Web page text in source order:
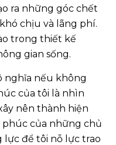
ra những góc chết
chịu và lãng phí.
trong thiết kế
gian sống.
nghĩa nếu không
của tôi là nhìn
nên thành hiện
của những chủ
lực để tôi nỗ lực trao